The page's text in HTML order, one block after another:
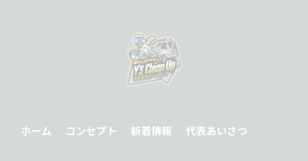
ホーム コンセプト 新着情報 代表あいさつ